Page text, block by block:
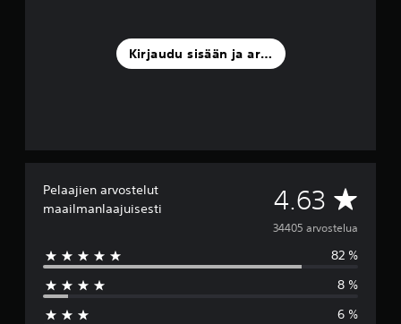
Kirjaudu sisään ja arvostele
Pelaajien arvostelut
maailmanlaajuisesti
4.63 K
e
s
k
34405 arvostelua
82 %
8 %
6 %